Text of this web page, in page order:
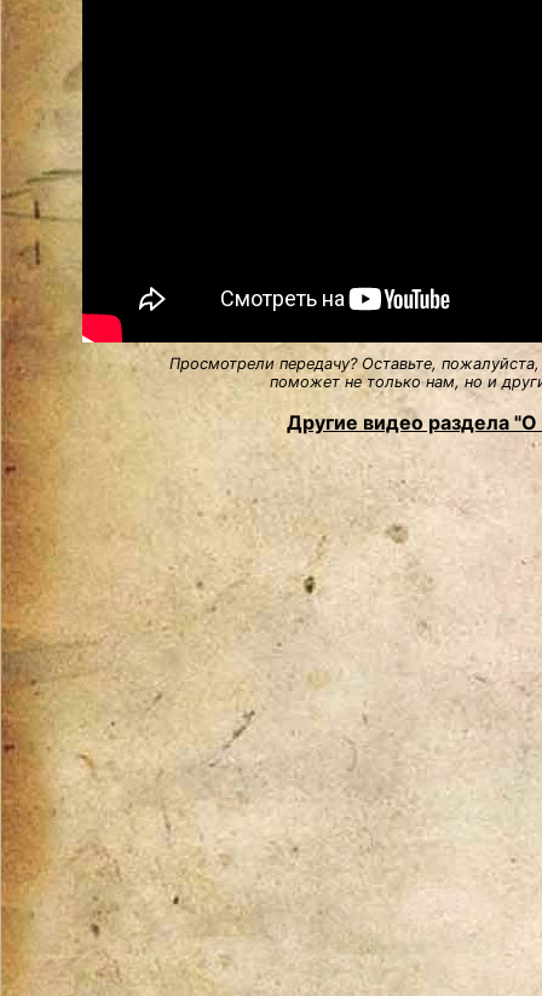
Просмотрели передачу? Оставьте,
поможет не только нам, но и
Другие видео раздела